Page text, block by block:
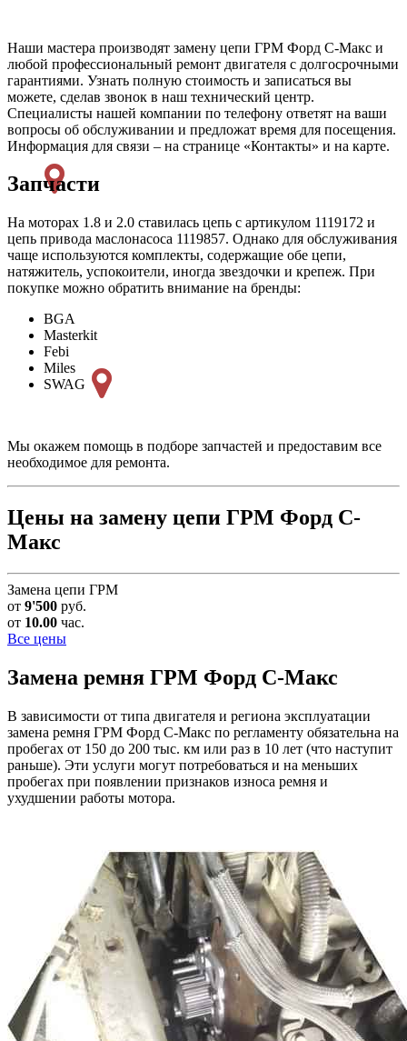
Наши мастера производят замену цепи ГРМ Форд С-Макс и
любой профессиональный ремонт двигателя с долгосрочными
гарантиями. Узнать полную стоимость и записаться вы
можете, сделав звонок в наш технический центр.
Специалисты нашей компании по телефону ответят на ваши
вопросы об обслуживании и предложат время для посещения.
Информация для связи – на странице «Контакты» и на карте.
Запчасти
На моторах 1.8 и 2.0 ставилась цепь с артикулом 1119172 и
цепь привода маслонасоса 1119857. Однако для обслуживания
чаще используются комплекты, содержащие обе цепи,
натяжитель, успокоители, иногда звездочки и крепеж. При
покупке можно обратить внимание на бренды:
BGA
Masterkit
Febi
Miles
SWAG
Мы окажем помощь в подборе запчастей и предоставим все
необходимое для ремонта.
Цены на замену цепи ГРМ Форд С-
Макс
Замена цепи ГРМ
от 9'500 руб.
от 10.00 час.
Все цены
Замена ремня ГРМ Форд С-Макс
В зависимости от типа двигателя и региона эксплуатации
замена ремня ГРМ Форд С-Макс по регламенту обязательна на
пробегах от 150 до 200 тыс. км или раз в 10 лет (что наступит
раньше). Эти услуги могут потребоваться и на меньших
пробегах при появлении признаков износа ремня и
ухудшении работы мотора.